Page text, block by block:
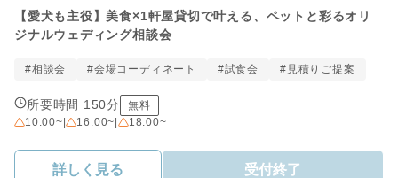
【愛犬も主役】美食×1軒屋貸切で叶える、ペットと彩るオリ
ジナルウェディング相談会
#相談会 #会場コーディネート #試食会 #見積りご提案
所要時間 150分
無料
10:00~| 16:00~| 18:00~
詳しく見る 受付終了